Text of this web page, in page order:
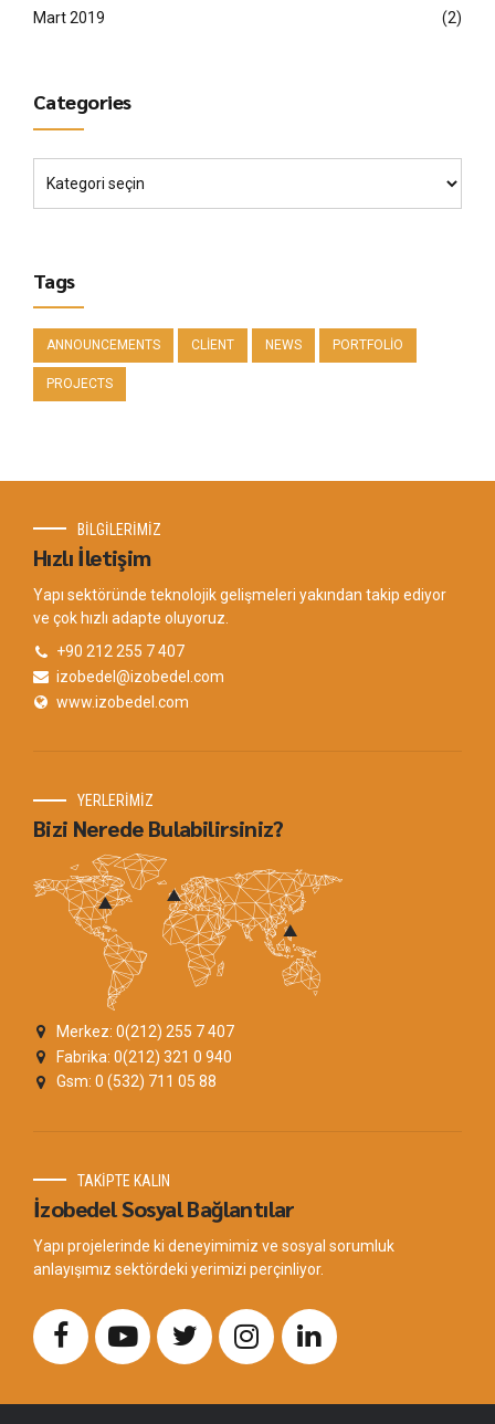
Mart 2019 (2)
Categories
Tags
ANNOUNCEMENTS CLIENT NEWS PORTFOLIO
PROJECTS
BİLGİLERİMİZ
Hızlı İletişim
Yapı sektöründe teknolojik gelişmeleri yakından takip ediyor
ve çok hızlı adapte oluyoruz.
+90 212 255 7 407
izobedel@izobedel.com
www.izobedel.com
YERLERİMİZ
Bizi Nerede Bulabilirsiniz?
Merkez: 0(212) 255 7 407
Fabrika: 0(212) 321 0 940
Gsm: 0 (532) 711 05 88
TAKİPTE KALIN
İzobedel Sosyal Bağlantılar
Yapı projelerinde ki deneyimimiz ve sosyal sorumluk
anlayışımız sektördeki yerimizi perçinliyor.